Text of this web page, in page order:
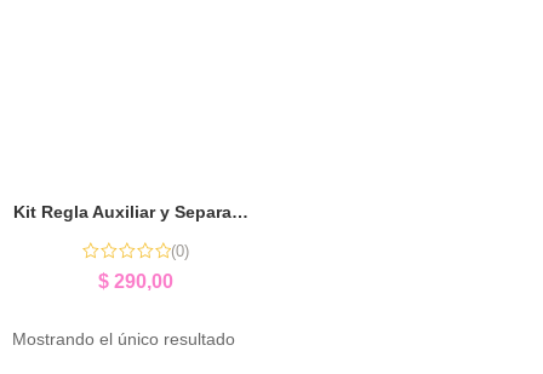
Kit Regla Auxiliar y Separador de Palabras | Apoyo para Lectura y Escritura
(0)
$ 290,00
Mostrando el único resultado